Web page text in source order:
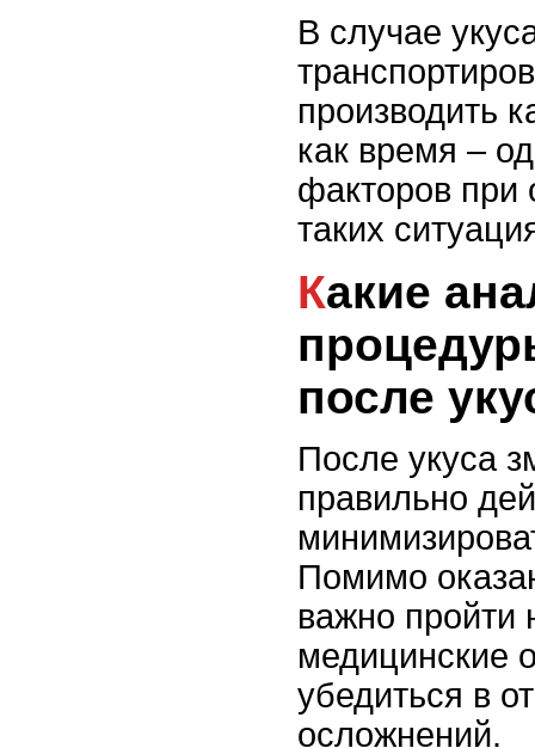
В случае
производить
как время –
факторов при
таких
Какие анализы и
после
После укуса
правильно
Помимо
важно пройти
медицинские
убедиться в
осложнений.